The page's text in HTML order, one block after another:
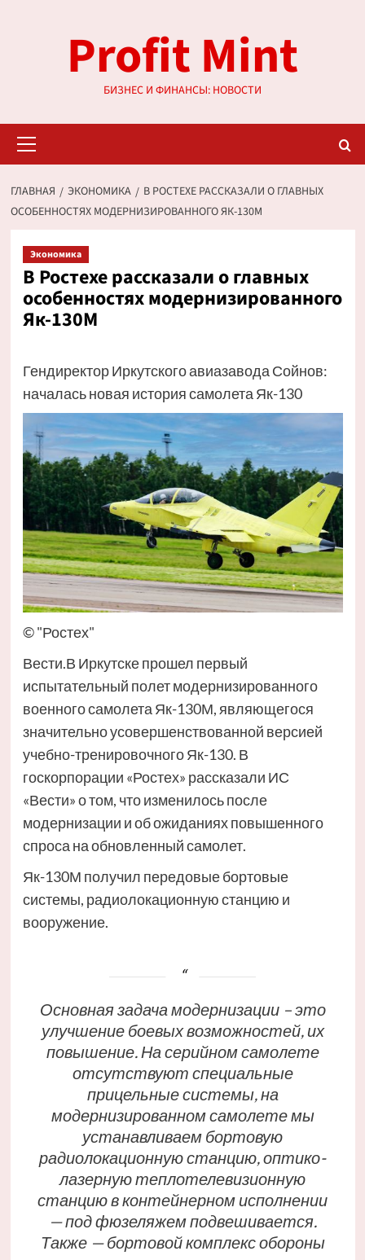
содержимомуProfit Mint
БИЗНЕС И ФИНАНСЫ: НОВОСТИ
меню
ГЛАВНАЯ ЭКОНОМИКА
В РОСТЕХЕ РАССКАЗАЛИ О ГЛАВНЫХ
ОСОБЕННОСТЯХ МОДЕРНИЗИРОВАННОГО ЯК-130М
Экономика
В Ростехе рассказали о главных
особенностях модернизированного
Як-130М
Гендиректор Иркутского авиазавода Сойнов:
началась новая история самолета Як-130
© "Ростех"
Вести.В Иркутске прошел первый
испытательный полет модернизированного
военного самолета Як-130М, являющегося
значительно усовершенствованной версией
учебно-тренировочного Як-130. В
госкорпорации «Ростех» рассказали ИС
«Вести» о том, что изменилось после
модернизации и об ожиданиях повышенного
спроса на обновленный самолет.
Як-130М получил передовые бортовые
системы, радиолокационную станцию и
вооружение.
Основная задача модернизации – это
улучшение боевых возможностей, их
повышение. На серийном самолете
отсутствуют специальные
прицельные системы, на
модернизированном самолете мы
устанавливаем бортовую
радиолокационную станцию, оптико-
лазерную теплотелевизионную
станцию в контейнерном исполнении
— под фюзеляжем подвешивается.
Также — бортовой комплекс обороны